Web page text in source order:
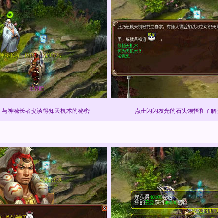
与神秘长者交谈得知天机术的秘密 点击闪闪发光的石头领悟和了解